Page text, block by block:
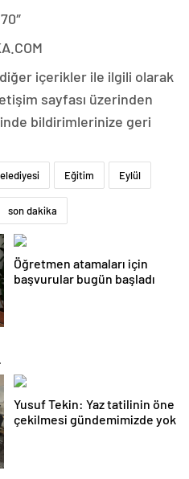
içerikler ile ilgili olarak
sayfası üzerinden
bildirimlerinize geri
Eğitim Eylül
son dakika
Öğretmen atamaları için
başvurular bugün başladı
Yusuf Tekin: Yaz tatilinin öne
çekilmesi gündemimizde yok